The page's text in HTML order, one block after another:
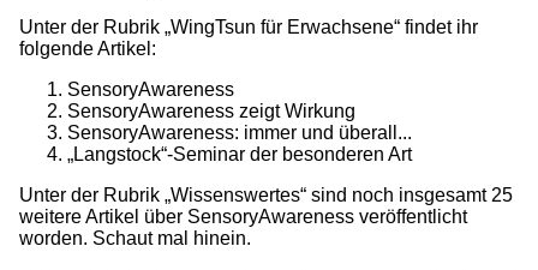
Unter der Rubrik „WingTsun für Erwachsene“ findet ihr
folgende Artikel:
SensoryAwareness
SensoryAwareness zeigt Wirkung
SensoryAwareness: immer und überall...
„Langstock“-Seminar der besonderen Art
Unter der Rubrik „Wissenswertes“ sind noch insgesamt 25
weitere Artikel über SensoryAwareness veröffentlicht
worden. Schaut mal hinein.